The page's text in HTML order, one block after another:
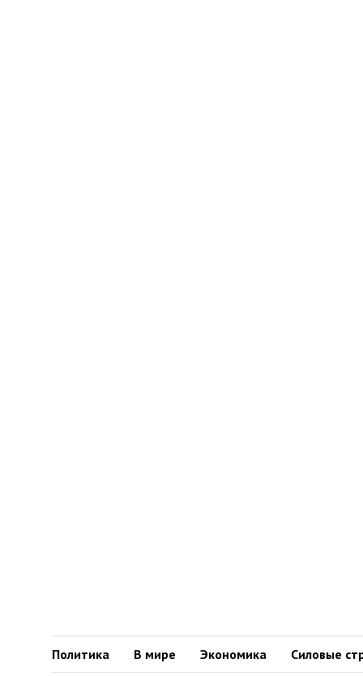
Политика В мире Экономика Силовые